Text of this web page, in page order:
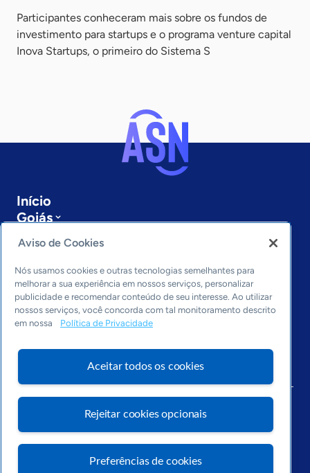
Participantes conheceram mais sobre os fundos de
investimento para startups e o programa venture capital
Inova Startups, o primeiro do Sistema S
Início
Goiás
Últimas notícias
Entre em contato
Editorias
Economia & Política
Inovação & Tecnologia
Arquivo
Aviso de Cookies
Nós usamos cookies e outras tecnologias semelhantes para
melhorar a sua experiência em nossos serviços, personalizar
publicidade e recomendar conteúdo de seu interesse. Ao utilizar
nossos serviços, você concorda com tal monitoramento descrito
em nossa
Política de Privacidade
Aceitar todos os cookies
Rejeitar cookies opcionais
Preferências de cookies